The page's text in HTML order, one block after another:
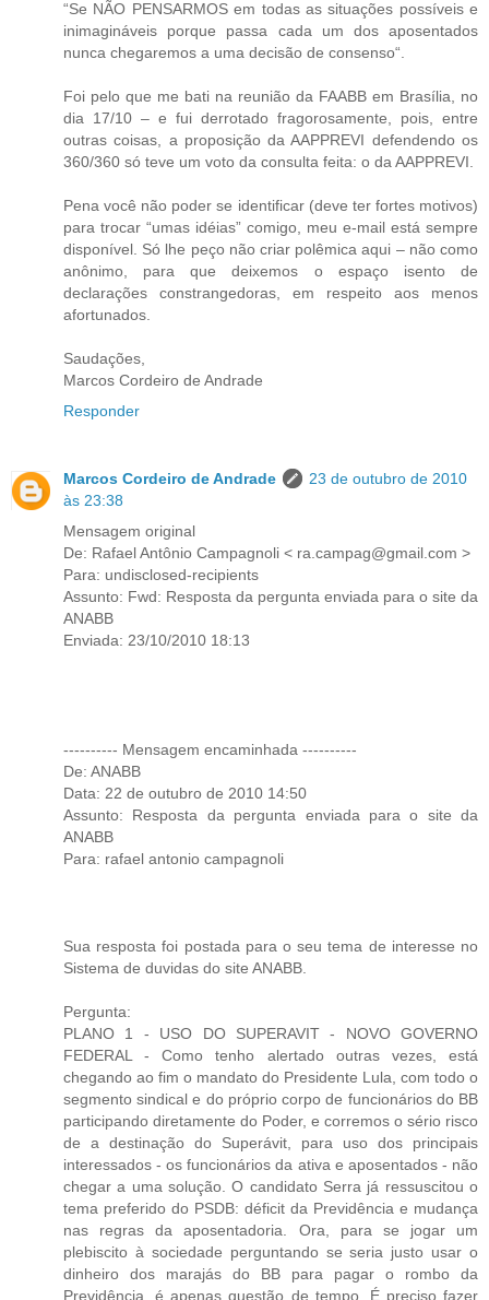
“Se NÃO PENSARMOS em todas as situações possíveis e
inimagináveis porque passa cada um dos aposentados
nunca chegaremos a uma decisão de consenso“.
Foi pelo que me bati na reunião da FAABB em Brasília, no
dia 17/10 – e fui derrotado fragorosamente, pois, entre
outras coisas, a proposição da AAPPREVI defendendo os
360/360 só teve um voto da consulta feita: o da AAPPREVI.
Pena você não poder se identificar (deve ter fortes motivos)
para trocar “umas idéias” comigo, meu e-mail está sempre
disponível. Só lhe peço não criar polêmica aqui – não como
anônimo, para que deixemos o espaço isento de
declarações constrangedoras, em respeito aos menos
afortunados.
Saudações,
Marcos Cordeiro de Andrade
Responder
Marcos Cordeiro de Andrade
23 de outubro de 2010
às 23:38
Mensagem original
De: Rafael Antônio Campagnoli < ra.campag@gmail.com >
Para: undisclosed-recipients
Assunto: Fwd: Resposta da pergunta enviada para o site da
ANABB
Enviada: 23/10/2010 18:13
---------- Mensagem encaminhada ----------
De: ANABB
Data: 22 de outubro de 2010 14:50
Assunto: Resposta da pergunta enviada para o site da
ANABB
Para: rafael antonio campagnoli
Sua resposta foi postada para o seu tema de interesse no
Sistema de duvidas do site ANABB.
Pergunta:
PLANO 1 - USO DO SUPERAVIT - NOVO GOVERNO
FEDERAL - Como tenho alertado outras vezes, está
chegando ao fim o mandato do Presidente Lula, com todo o
segmento sindical e do próprio corpo de funcionários do BB
participando diretamente do Poder, e corremos o sério risco
de a destinação do Superávit, para uso dos principais
interessados - os funcionários da ativa e aposentados - não
chegar a uma solução. O candidato Serra já ressuscitou o
tema preferido do PSDB: déficit da Previdência e mudança
nas regras da aposentadoria. Ora, para se jogar um
plebiscito à sociedade perguntando se seria justo usar o
dinheiro dos marajás do BB para pagar o rombo da
Previdência, é apenas questão de tempo. É preciso fazer